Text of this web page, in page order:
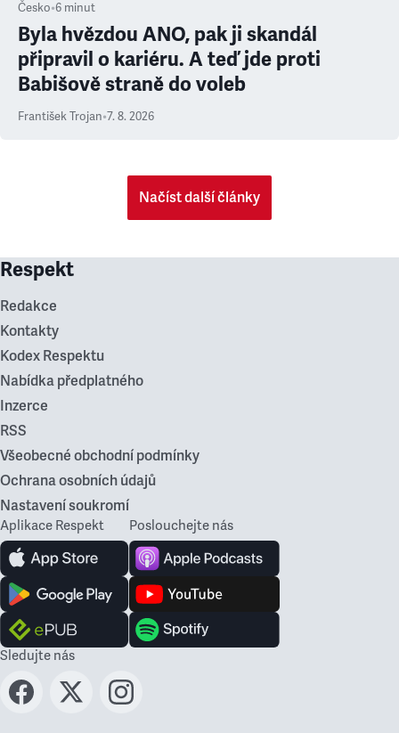
Česko•6 minut
Byla hvězdou ANO, pak ji skandál
připravil o kariéru. A teď jde proti
Babišově straně do voleb
František Trojan•7. 8. 2026
Načíst další články
Respekt
Redakce
Kontakty
Kodex Respektu
Nabídka předplatného
Inzerce
RSS
Všeobecné obchodní podmínky
Ochrana osobních údajů
Nastavení soukromí
Aplikace Respekt Poslouchejte nás
Sledujte nás